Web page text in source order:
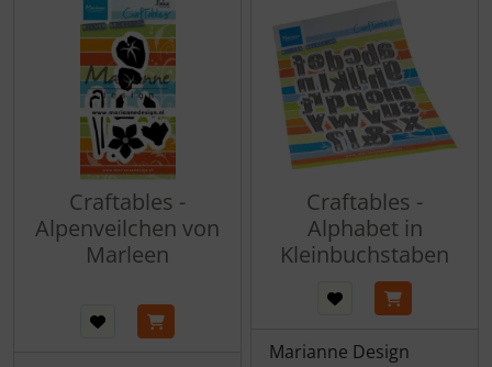
Craftables -
Alpenveilchen von
Marleen
Craftables -
Alphabet in
Kleinbuchstaben
Marianne Design